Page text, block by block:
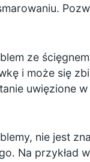
ze
i może się
uwięzione
nie jest
Na przykład